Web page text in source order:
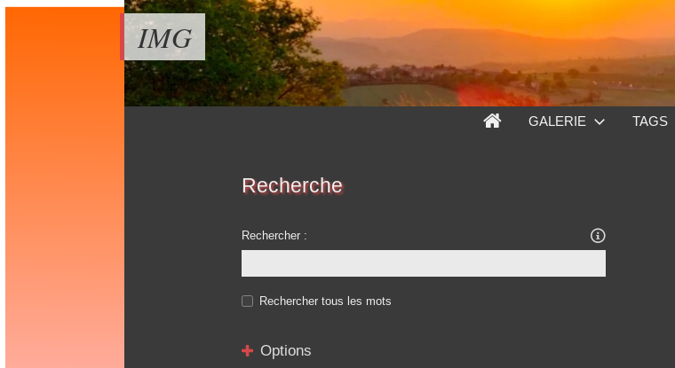
IMG
GALERIE TAGS
Recherche
Rechercher : 
Rechercher tous les mots
 Options